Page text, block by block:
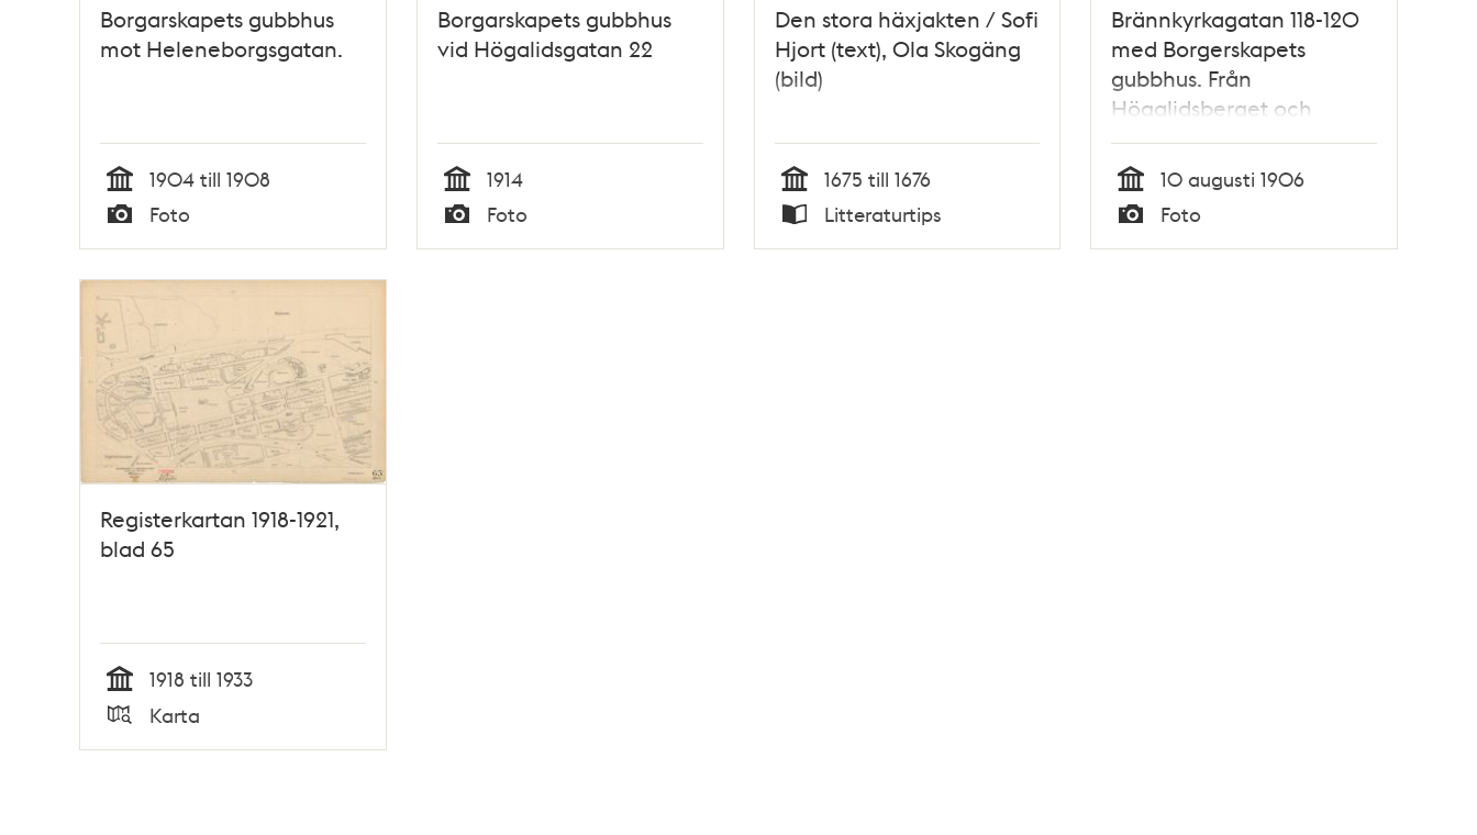
Borgarskapets gubbhus
mot Heleneborgsgatan.
Tid
1904 till 1908
Typ
Foto
Borgarskapets gubbhus
vid Högalidsgatan 22
Tid
1914
Typ
Foto
Den stora häxjakten / Sofi
Hjort (text), Ola Skogäng
(bild)
Tid
1675 till 1676
Typ
Litteraturtips
Brännkyrkagatan 118-120
med Borgerskapets
gubbhus. Från
Högalidsberget och
Varvsgatan mot nordost
Tid
10 augusti 1906
Typ
Foto
Registerkartan 1918-1921,
blad 65
Tid
1918 till 1933
Typ
Karta